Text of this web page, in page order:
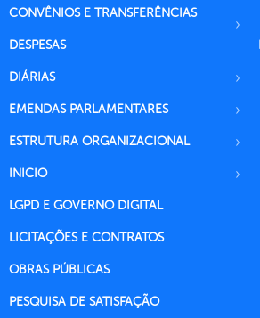
CONVÊNIOS E TRANSFERÊNCIAS
DESPESAS
DIÁRIAS
EMENDAS PARLAMENTARES
ESTRUTURA ORGANIZACIONAL
INICIO
LGPD E GOVERNO DIGITAL
LICITAÇÕES E CONTRATOS
OBRAS PÚBLICAS
PESQUISA DE SATISFAÇÃO